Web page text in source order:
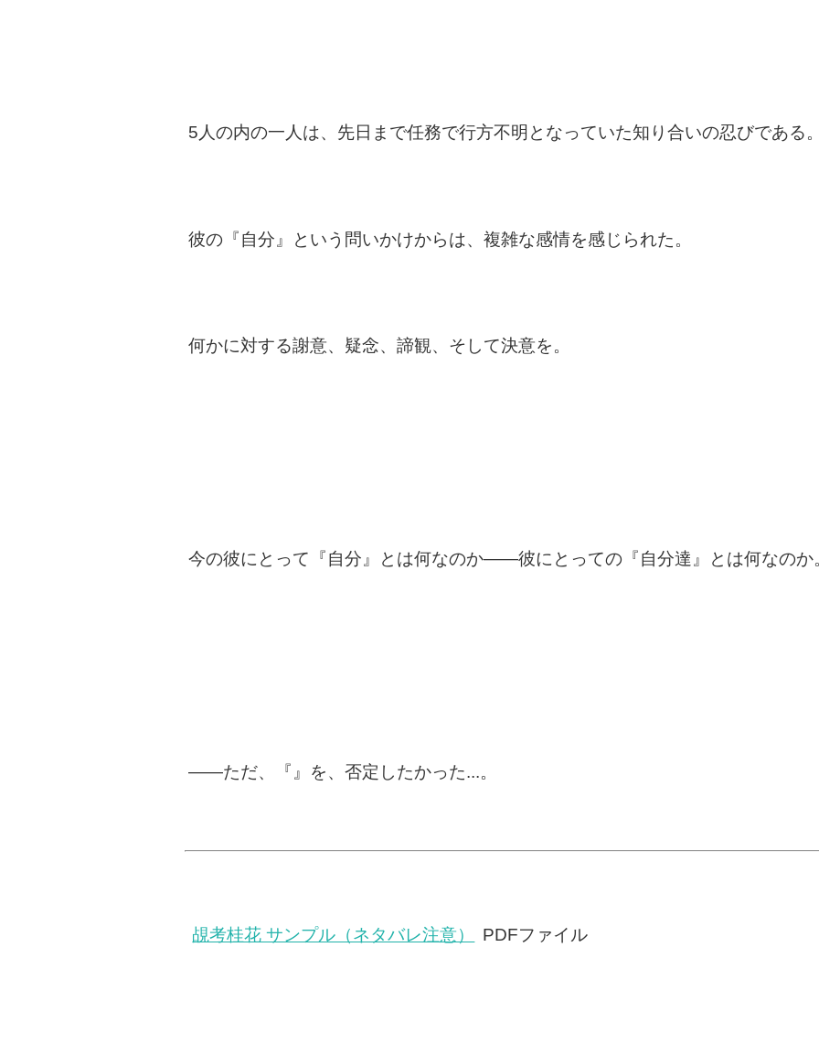
5人の内の一人は、先日まで任務で行方不明となっていた知り合いの忍びである
彼の『自分』という問いかけからは、複雑な感情を感じられた。
何かに対する謝意、疑念、諦観、そして決意を。
今の彼にとって『自分』とは何なのか――彼にとっての『自分達』とは何なのか
――ただ、『』を、否定したかった...。
覘考桂花 サンプル（ネタバレ注意） PDFファイル